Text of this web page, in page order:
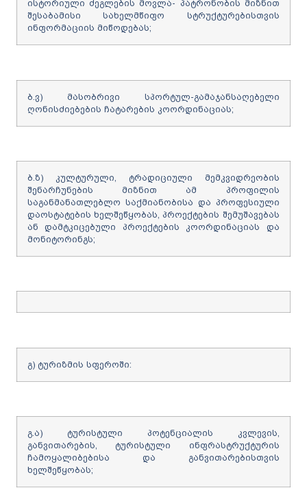
ისტორიული ძეგლების მოვლა- პატრონობის მიზნით
შესაბამისი სახელმწიფო სტრუქტურებისთვის
ინფორმაციის მიწოდებას;
ბ.ვ) მასობრივი სპორტულ-გამაჯანსაღებელი
ღონისძიებების ჩატარების კოორდინაციას;
ბ.ზ) კულტურული, ტრადიციული მემკვიდრეობის
შენარჩუნების მიზნით ამ პროფილის
საგანმანათლებლო საქმიანობისა და პროფესიული
დაოსტატების ხელშეწყობას, პროექტების შემუშავებას
ან დამტკიცებული პროექტების კოორდინაციას და
მონიტორინგს;
გ) ტურიზმის სფეროში:
გ.ა) ტურისტული პოტენციალის კვლევის,
განვითარების, ტურისტული ინფრასტრუქტურის
ჩამოყალიბებისა და განვითარებისთვის
ხელშეწყობას;